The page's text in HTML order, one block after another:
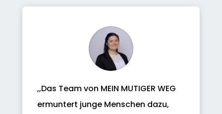
,,Das Team von MEIN MUTIGER WEG
ermuntert junge Menschen dazu,